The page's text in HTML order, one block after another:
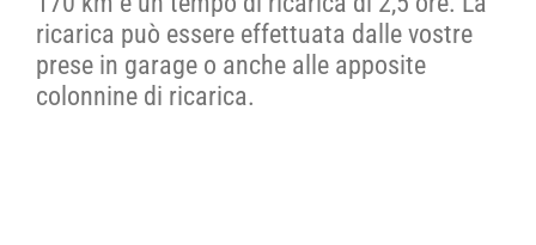
ricarica può essere effettuata dalle vostre
prese in garage o anche alle apposite
colonnine di ricarica.